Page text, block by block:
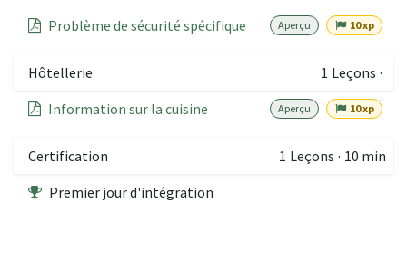
Problème de sécurité spécifique Aperçu 10 xp
Hôtellerie 1 Leçons ·
Information sur la cuisine
Aperçu 10 xp
Certification 1 Leçons · 10 min
Premier jour d'intégration